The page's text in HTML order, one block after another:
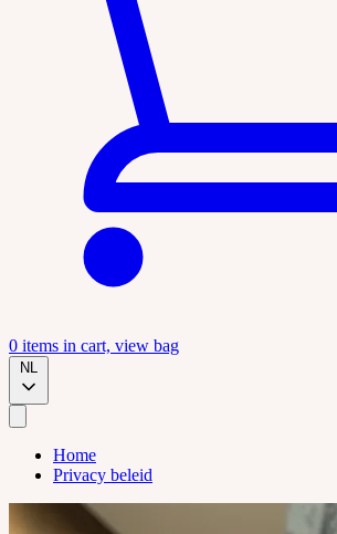
0 items in cart, view bag
NL
Home
Privacy beleid